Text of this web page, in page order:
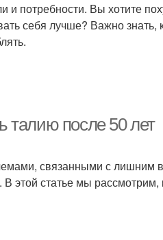
и потребности. Вы хотите
себя лучше? Важно знать,
талию после 50 лет
связанными с лишним
этой статье мы рассмотрим,